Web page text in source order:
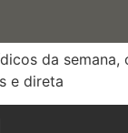
da
e direta